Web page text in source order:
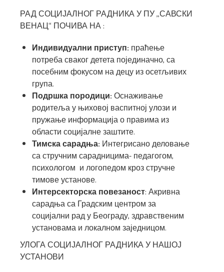
РАД СОЦИЈАЛНОГ РАДНИКА У ПУ ,,САВСКИ
ВЕНАЦ“ ПОЧИВА НА :
Индивидуални приступ: праћење
потреба сваког детета појединачно, са
посебним фокусом на децу из осетљивих
група.
Подршка породици:Оснаживање
родитеља у њиховој васпитној улози и
пружање информација о правима из
области социјалне заштите.
Тимска сарадња: Интегрисано деловање
са стручним сарадницима- педагогом,
психологом и логопедом кроз стручне
тимове установе.
Интерсекторска повезаност: Акривна
сарадња са Градским центром за
социјални рад у Београду, здравственим
установама и локалном заједницом.
УЛОГА СОЦИЈАЛНОГ РАДНИКА У НАШОЈ
УСТАНОВИ